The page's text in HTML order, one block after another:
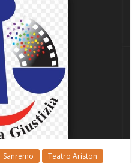
Sanremo Teatro Ariston